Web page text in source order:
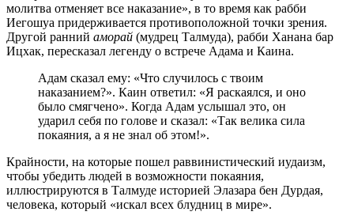
молитва отменяет все наказание», в то время как рабби
Иегошуа придерживается противоположной точки зрения.
Другой ранний аморай (мудрец Талмуда), рабби Ханана бар
Ицхак, пересказал легенду о встрече Адама и Каина.
Адам сказал ему: «Что случилось с твоим
наказанием?». Каин ответил: «Я раскаялся, и оно
было смягчено». Когда Адам услышал это, он
ударил себя по голове и сказал: «Так велика сила
покаяния, а я не знал об этом!».
Крайности, на которые пошел раввинистический иудаизм,
чтобы убедить людей в возможности покаяния,
иллюстрируются в Талмуде историей Элазара бен Дурдая,
человека, который «искал всех блудниц в мире».